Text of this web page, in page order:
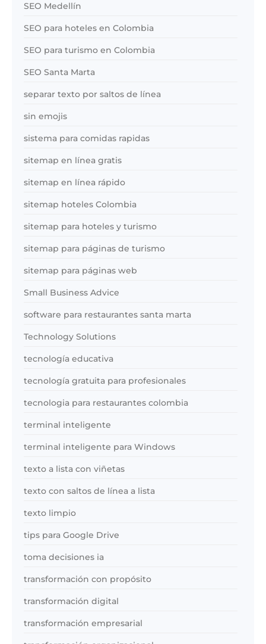
SEO Medellín
SEO para hoteles en Colombia
SEO para turismo en Colombia
SEO Santa Marta
separar texto por saltos de línea
sin emojis
sistema para comidas rapidas
sitemap en línea gratis
sitemap en línea rápido
sitemap hoteles Colombia
sitemap para hoteles y turismo
sitemap para páginas de turismo
sitemap para páginas web
Small Business Advice
software para restaurantes santa marta
Technology Solutions
tecnología educativa
tecnología gratuita para profesionales
tecnologia para restaurantes colombia
terminal inteligente
terminal inteligente para Windows
texto a lista con viñetas
texto con saltos de línea a lista
texto limpio
tips para Google Drive
toma decisiones ia
transformación con propósito
transformación digital
transformación empresarial